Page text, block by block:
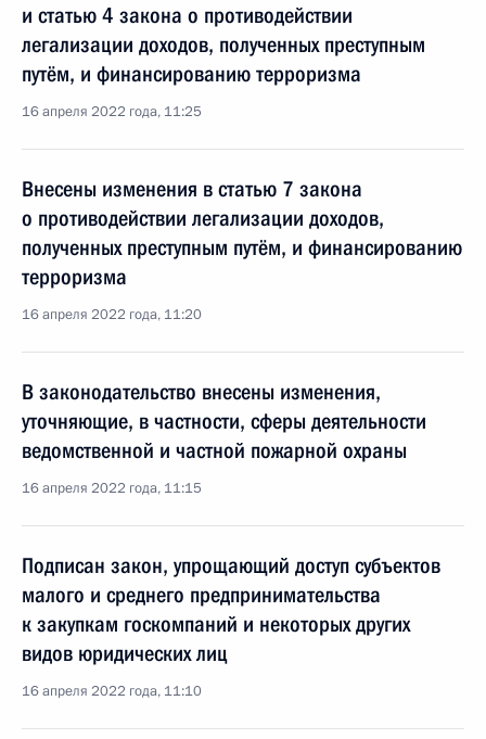
и статью 4 закона о противодействии
легализации доходов, полученных преступным
путём, и финансированию терроризма
16 апреля 2022 года, 11:25
Внесены изменения в статью 7 закона
о противодействии легализации доходов,
полученных преступным путём, и финансированию
терроризма
16 апреля 2022 года, 11:20
В законодательство внесены изменения,
уточняющие, в частности, сферы деятельности
ведомственной и частной пожарной охраны
16 апреля 2022 года, 11:15
Подписан закон, упрощающий доступ субъектов
малого и среднего предпринимательства
к закупкам госкомпаний и некоторых других
видов юридических лиц
16 апреля 2022 года, 11:10